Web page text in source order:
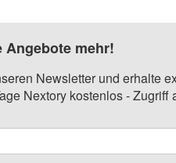
Angebote mehr!
Newsletter und erhalte
Nextory kostenlos -